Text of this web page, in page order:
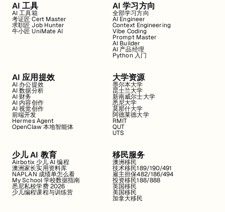
AI 工具
AI 工具箱
考证匠 Cert Master
求职匠 Job Hunter
牛小匠 UniMate AI
AI 学习方向
全部学习方向
AI Engineer
Context Engineering
Vibe Coding
Prompt Master
AI Builder
AI 产品经理
Python 入门
AI 应用提效
AI 办公提效
AI 数据分析
AI 财务
AI 内容创作
AI 视觉创作
前端开发
Hermes Agent
OpenClaw 本地智能体
大学资源
墨尔本大学
昆士兰大学
新南威尔士大学
悉尼大学
莫那什大学
阿德莱德大学
RMIT
QUT
UTS
少儿 AI 教育
Airbotix 少儿 AI 编程
澳洲家长实用资料库
NAPLAN 成绩单怎么看
My School 学校数据指南
悉尼私校学费 2026
少儿编程课程与训练营
移民服务
澳洲移民
技术移民189/190/491
雇主担保482/186/494
投资移民188/888
英国移民
美国移民
加拿大移民